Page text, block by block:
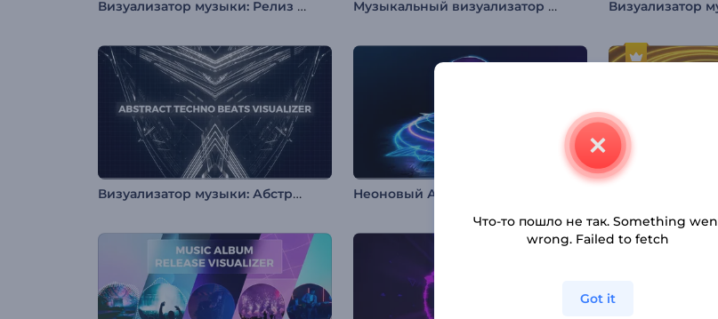
Визуализатор музыки: Релиз музыки Музыкальный визуализатор "Темный лес"
Визуализатор музыки: Абстрактные биты техно
Что-то пошло не так. Something
wrong. Failed to fetch
Got it